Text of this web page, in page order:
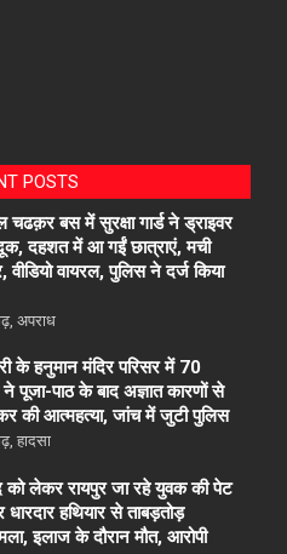
POSTS
बस में सुरक्षा गार्ड ने ड्राइवर
दहशत में आ गईं छात्राएं, मची
वायरल, पुलिस ने दर्ज किया
अपराध
के हनुमान मंदिर परिसर में 70
ने पूजा-पाठ के बाद अज्ञात कारणों से
की आत्महत्या, जांच में जुटी पुलिस
हादसा
को लेकर रायपुर जा रहे युवक की पेट
हथियार से ताबड़तोड़
इलाज के दौरान मौत, आरोपी